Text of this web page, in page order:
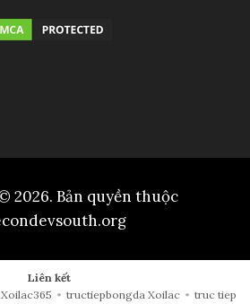
2026. Bản quyền thuộc
Liên kết
• tructiepbongda Xoilac • truc tiep